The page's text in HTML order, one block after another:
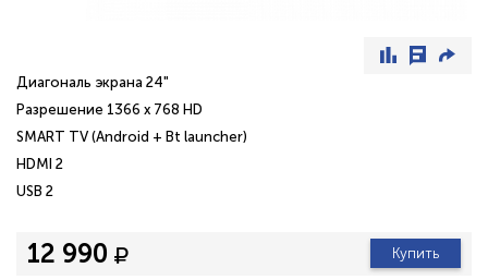
Диагональ экрана 24"
Разрешение 1366 x 768 HD
SMART TV (Android + Bt launcher)
HDMI 2
USB 2
12 990 Купить